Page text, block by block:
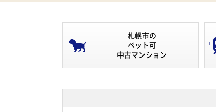
札幌市の
ペット可
中古マンション